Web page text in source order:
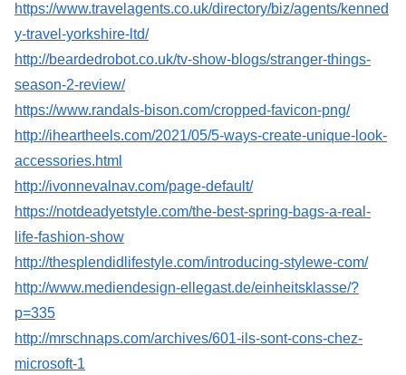
https://www.travelagents.co.uk/directory/biz/agents/kenned
y-travel-yorkshire-ltd/
http://beardedrobot.co.uk/tv-show-blogs/stranger-things-
season-2-review/
https://www.randals-bison.com/cropped-favicon-png/
http://iheartheels.com/2021/05/5-ways-create-unique-look-
accessories.html
http://ivonnevalnav.com/page-default/
https://notdeadyetstyle.com/the-best-spring-bags-a-real-
life-fashion-show
http://thesplendidlifestyle.com/introducing-stylewe-com/
http://www.mediendesign-ellegast.de/einheitsklasse/?
p=335
http://mrschnaps.com/archives/601-ils-sont-cons-chez-
microsoft-1